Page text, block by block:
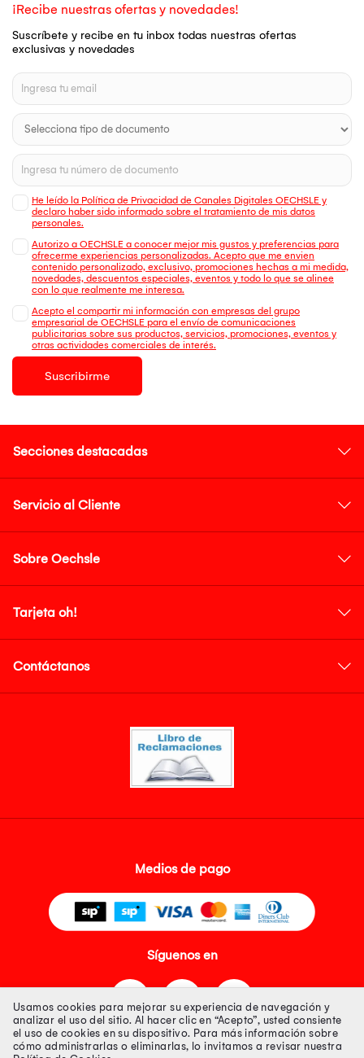
¡Recibe nuestras ofertas y novedades!
Suscríbete y recibe en tu inbox todas nuestras ofertas
exclusivas y novedades
He leído la Política de Privacidad de Canales Digitales OECHSLE y
declaro haber sido informado sobre el tratamiento de mis datos
personales.
Autorizo a OECHSLE a conocer mejor mis gustos y preferencias para
ofrecerme experiencias personalizadas. Acepto que me envien
contenido personalizado, exclusivo, promociones hechas a mi medida,
novedades, descuentos especiales, eventos y todo lo que se alinee
con lo que realmente me interesa.
Acepto el compartir mi información con empresas del grupo
empresarial de OECHSLE para el envío de comunicaciones
publicitarias sobre sus productos, servicios, promociones, eventos y
otras actividades comerciales de interés.
Suscribirme
Secciones destacadas
Servicio al Cliente
Sobre Oechsle
Tarjeta oh!
Contáctanos
Medios de pago
Síguenos en
Usamos cookies para mejorar su experiencia de navegación y
analizar el uso del sitio. Al hacer clic en “Acepto”, usted consiente
el uso de cookies en su dispositivo. Para más información sobre
cómo administrarlas o eliminarlas, lo invitamos a revisar nuestra